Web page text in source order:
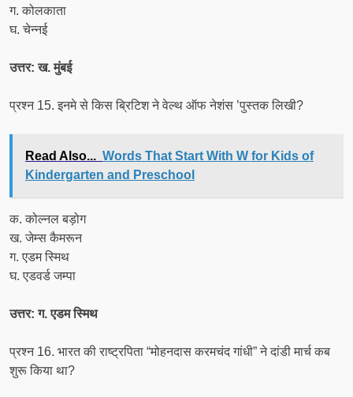
ग. कोलकाता
घ. चेन्नई
उत्तर: ख. मुंबई
प्रश्न 15. इनमे से किस ब्रिटिश ने वेल्थ ऑफ नेशंस ’पुस्तक लिखी?
Read Also... Words That Start With W for Kids of
Kindergarten and Preschool
क. कोल्नल बड़ोग
ख. जेम्स कैमरून
ग. एडम स्मिथ
घ. एडवर्ड जम्पा
उत्तर: ग. एडम स्मिथ
प्रश्न 16. भारत की राष्ट्रपिता “मोहनदास करमचंद गांधी” ने दांडी मार्च कब
शुरू किया था?